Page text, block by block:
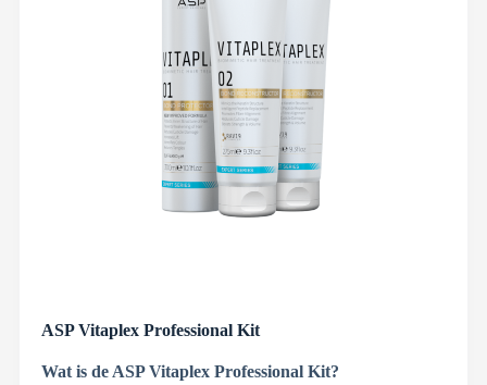
ASP Vitaplex Professional Kit
Wat is de ASP Vitaplex Professional Kit?